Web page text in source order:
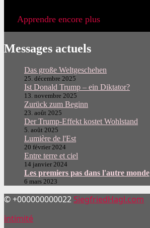
Apprendre encore plus
Messages actuels
Das große Weltgeschehen
25. décembre 2025
Ist Donald Trump – ein Diktator?
13. novembre 2025
Zurück zum Beginn
23. août 2025
Der Trump-Effekt kostet Wohlstand
5. août 2025
Lumière de l'Est
20 février 2024
Entre terre et ciel
14 janvier 2024
Les premiers pas dans l'autre monde
6 mars 2023
© +000000000022 SiegfriedHagl.com
intimité